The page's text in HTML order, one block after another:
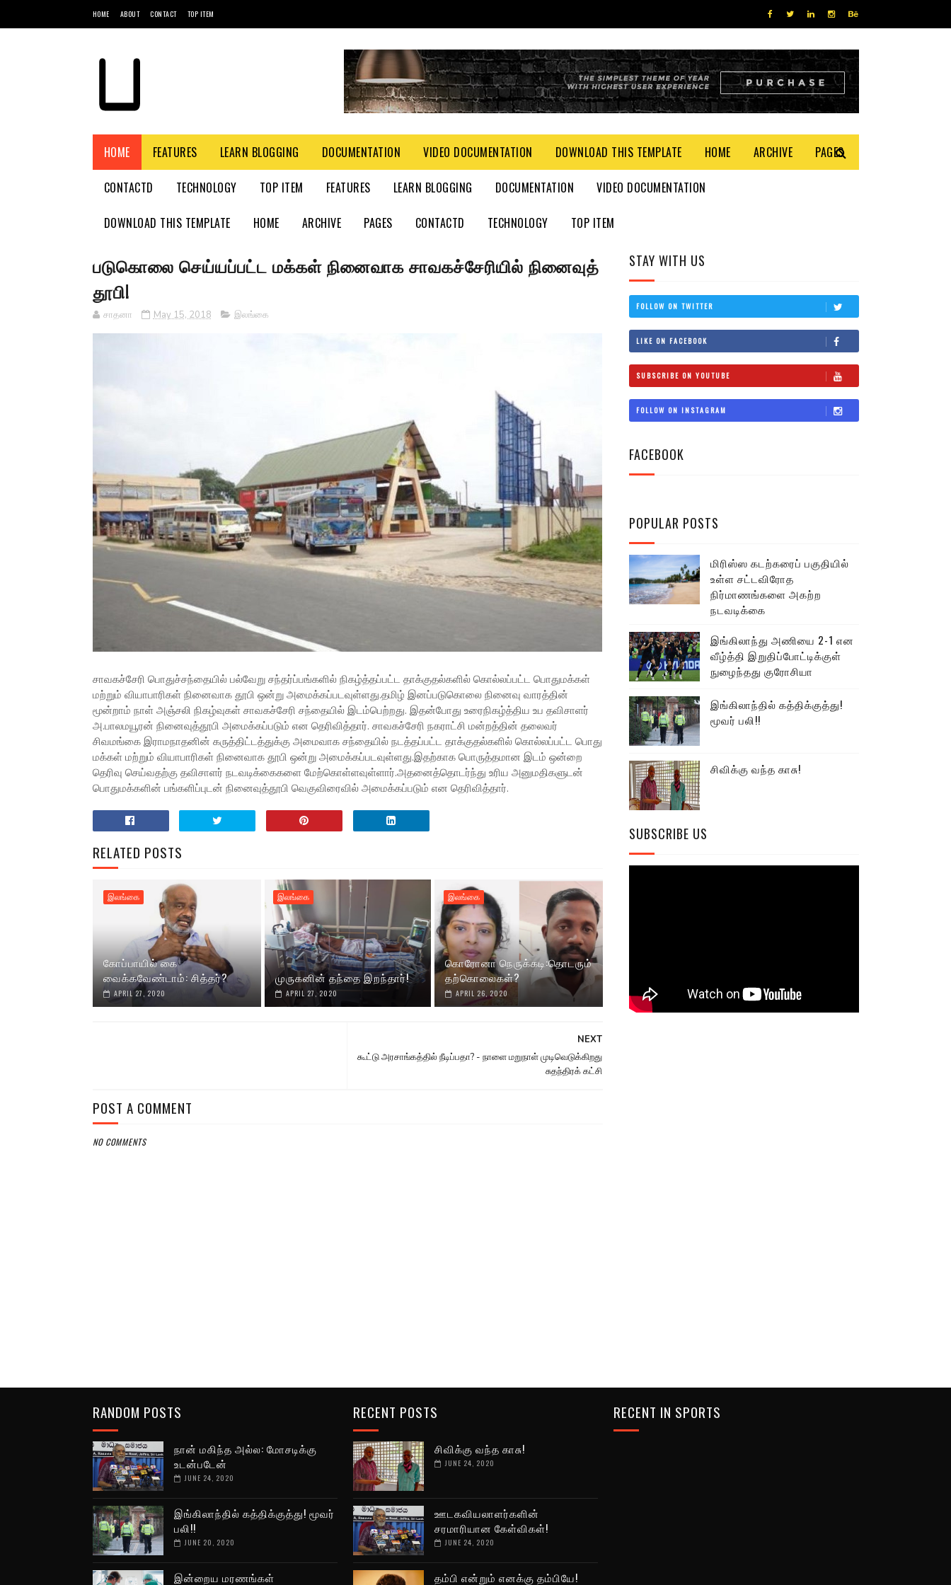
HOME ABOUT CONTACT TOP ITEM
HOME FEATURES LEARN BLOGGING DOCUMENTATION VIDEO DOCUMENTATION DOWNLOAD THIS TEMPLATE HOME ARCHIVE PAGES
CONTACTD TECHNOLOGY TOP ITEM FEATURES LEARN BLOGGING DOCUMENTATION VIDEO DOCUMENTATION
DOWNLOAD THIS TEMPLATE HOME ARCHIVE PAGES CONTACTD TECHNOLOGY TOP ITEM
படுகொலை செய்யப்பட்ட மக்கள் நினைவாக சாவகச்சேரியில் நினைவுத்
தூபி!
சாதனா May 15, 2018 இலங்கை
சாவகச்சேரி பொதுச்சந்தையில் பல்வேறு சந்தர்ப்பங்களில் நிகழ்த்தப்பட்ட தாக்குதல்களில் கொல்லப்பட்ட பொதுமக்கள்
மற்றும் வியாபாரிகள் நினைவாக தூபி ஒன்று அமைக்கப்படவுள்ளது.தமிழ் இனப்படுகொலை நினைவு வாரத்தின்
மூன்றாம் நாள் அஞ்சலி நிகழ்வுகள் சாவகச்சேரி சந்தையில் இடம்பெற்றது. இதன்போது உரைநிகழ்த்திய உப தவிசாளர்
அ.பாலமயூரன் நினைவுத்தூபி அமைக்கப்படும் என தெரிவித்தார். சாவகச்சேரி நகராட்சி மன்றத்தின் தலைவர்
சிவமங்கை இராமநாதனின் கருத்திட்டத்துக்கு அமைவாக சந்தையில் நடத்தப்பட்ட தாக்குதல்களில் கொல்லப்பட்ட பொது
மக்கள் மற்றும் வியாபாரிகள் நினைவாக தூபி ஒன்று அமைக்கப்படவுள்ளது.இதற்காக பொருத்தமான இடம் ஒன்றை
தெரிவு செய்வதற்கு தவிசாளர் நடவடிக்கைகளை மேற்கொள்ளவுள்ளார்.அதனைத்தொடர்ந்து உரிய அனுமதிகளுடன்
பொதுமக்களின் பங்களிப்புடன் நினைவுத்தூபி வெகுவிரைவில் அமைக்கப்படும் என தெரிவித்தார்.
RELATED POSTS
இலங்கை
கோப்பாயில் கை
வைக்கவேண்டாம்: சித்தர்?
APRIL 27, 2020
இலங்கை
முருகனின் தந்தை இறந்தார்!
APRIL 27, 2020
இலங்கை
கொரோனா நெருக்கடி:தொடரும்
தற்கொலைகள்?
APRIL 26, 2020
NEXT
கூட்டு அரசாங்கத்தில் நீடிப்பதா? - நாளை மறுநாள் முடிவெடுக்கிறது
சுதந்திரக் கட்சி
POST A COMMENT
NO COMMENTS
STAY WITH US
FOLLOW ON TWITTER
LIKE ON FACEBOOK
SUBSCRIBE ON YOUTUBE
FOLLOW ON INSTAGRAM
FACEBOOK
POPULAR POSTS
மிரிஸ்ஸ கடற்கரைப் பகுதியில்
உள்ள சட்டவிரோத
நிர்மாணங்களை அகற்ற
நடவடிக்கை
இங்கிலாந்து அணியை 2-1 என
வீழ்த்தி இறுதிப்போட்டிக்குள்
நுழைந்தது குரோசியா
இங்கிலாந்தில் கத்திக்குத்து!
மூவர் பலி!!
சிவிக்கு வந்த காசு!
SUBSCRIBE US
RANDOM POSTS
நான் மகிந்த அல்ல: மோசடிக்கு
உடன்படேன்
JUNE 24, 2020
இங்கிலாந்தில் கத்திக்குத்து! மூவர்
பலி!!
JUNE 20, 2020
இன்றைய மரணங்கள்
RECENT POSTS
சிவிக்கு வந்த காசு!
JUNE 24, 2020
ஊடகவியலாளர்களின்
சரமாரியான கேள்விகள்!
JUNE 24, 2020
தம்பி என்றும் எனக்கு தம்பியே!
RECENT IN SPORTS